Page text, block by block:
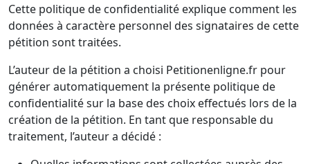
Cette politique de confidentialité explique comment les
données à caractère personnel des signataires de cette
pétition sont traitées.
L’auteur de la pétition a choisi Petitionenligne.fr pour
générer automatiquement la présente politique de
confidentialité sur la base des choix effectués lors de la
création de la pétition. En tant que responsable du
traitement, l’auteur a décidé :